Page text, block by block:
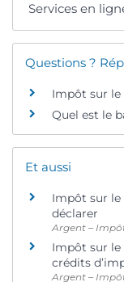
Services en
Questions ?
Impôt sur le
Quel est le
Et aussi
Impôt sur le
déclarer
Argent –
Impôt sur le
crédits
Argent –